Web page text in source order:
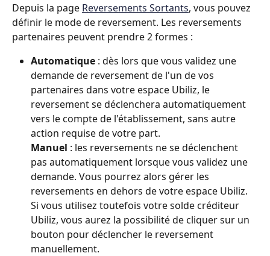
Depuis la page Reversements Sortants, vous pouvez
définir le mode de reversement. Les reversements
partenaires peuvent prendre 2 formes :
Automatique : dès lors que vous validez une
demande de reversement de l'un de vos
partenaires dans votre espace Ubiliz, le
reversement se déclenchera automatiquement
vers le compte de l'établissement, sans autre
action requise de votre part.
Manuel : les reversements ne se déclenchent
pas automatiquement lorsque vous validez une
demande. Vous pourrez alors gérer les
reversements en dehors de votre espace Ubiliz.
Si vous utilisez toutefois votre solde créditeur
Ubiliz, vous aurez la possibilité de cliquer sur un
bouton pour déclencher le reversement
manuellement.